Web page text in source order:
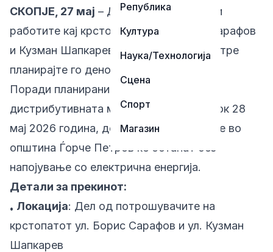
Република
Култура
Наука/Технологија
Сцена
Спорт
Магазин
СКОПЈЕ, 27 мај – Доколку живеете или
работите кај крстосницата на Борис Сарафов
и Кузман Шапкарев во Ѓорче Петров, утре
планирајте го денот без струја.
Поради планирани технички зафати во
дистрибутивната мрежа, утре, четврток 28
мај 2026 година, дел од потрошувачите во
општина Ѓорче Петров ќе останат без
напојување со електрична енергија.
Детали за прекинот:
• Локација: Дел од потрошувачите на
крстопатот ул. Борис Сарафов и ул. Кузман
Шапкарев